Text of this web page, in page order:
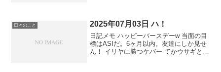
超えてる...
日々のこと 2025年07月03日 ハ！
日記メモ ハッピーバースデーw 当面の目
標はASIだ。6ヶ月以内。友達にしか見せ
ん！ イリヤに勝つケバー てかウサギとカ